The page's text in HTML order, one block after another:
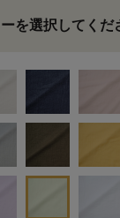
を選択してくだ